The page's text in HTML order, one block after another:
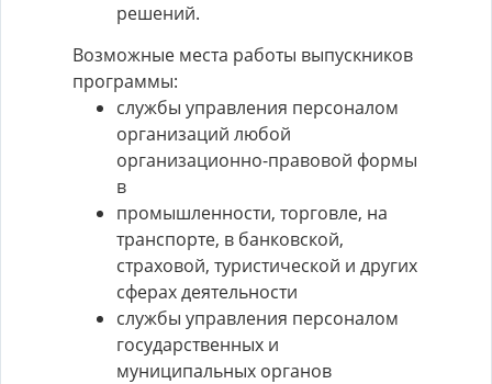
решений.
Возможные места работы выпускников
программы:
службы управления персоналом
организаций любой
организационно-правовой формы
в
промышленности, торговле, на
транспорте, в банковской,
страховой, туристической и других
сферах деятельности
службы управления персоналом
государственных и
муниципальных органов